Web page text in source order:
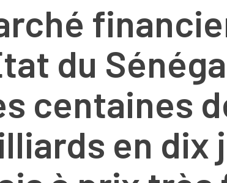
du
centaines
en dix